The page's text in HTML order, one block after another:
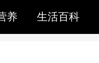
养 生活百科